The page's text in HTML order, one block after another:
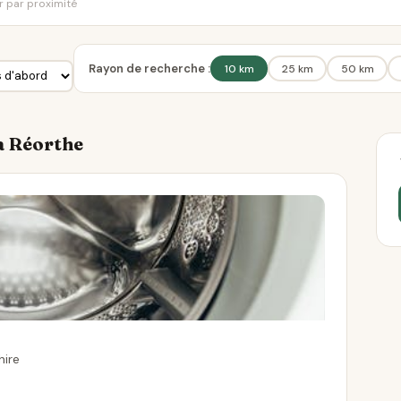
par proximité
Rayon de recherche : 10 km 25 km 50 km
Réorthe